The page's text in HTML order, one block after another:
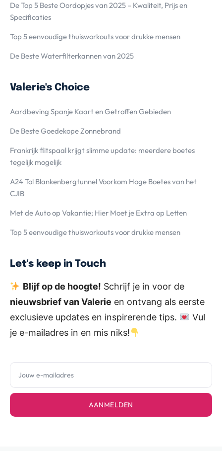
De Top 5 Beste Oordopjes van 2025 – Kwaliteit, Prijs en
Specificaties
Top 5 eenvoudige thuisworkouts voor drukke mensen
De Beste Waterfilterkannen van 2025
Valerie's Choice
Aardbeving Spanje Kaart en Getroffen Gebieden
De Beste Goedekope Zonnebrand
Frankrijk flitspaal krijgt slimme update: meerdere boetes
tegelijk mogelijk
A24 Tol Blankenbergtunnel Voorkom Hoge Boetes van het
CJIB
Met de Auto op Vakantie; Hier Moet je Extra op Letten
Top 5 eenvoudige thuisworkouts voor drukke mensen
Let's keep in Touch
Blijf op de hoogte! Schrijf je in voor de
nieuwsbrief van Valerie en ontvang als eerste
exclusieve updates en inspirerende tips.
Vul
je e-mailadres in en mis niks!
AANMELDEN